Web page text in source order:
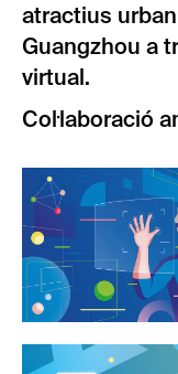
atractius
Guangzhou a
virtual.
Col·laboració